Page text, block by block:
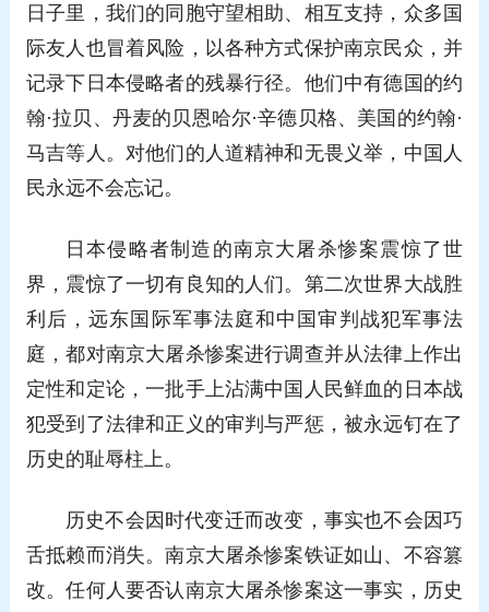
日子里，我们的同胞守望相助、相互支持，众多国
际友人也冒着风险，以各种方式保护南京民众，并
记录下日本侵略者的残暴行径。他们中有德国的约
翰·拉贝、丹麦的贝恩哈尔·辛德贝格、美国的约翰·
马吉等人。对他们的人道精神和无畏义举，中国人
民永远不会忘记。
日本侵略者制造的南京大屠杀惨案震惊了世
界，震惊了一切有良知的人们。第二次世界大战胜
利后，远东国际军事法庭和中国审判战犯军事法
庭，都对南京大屠杀惨案进行调查并从法律上作出
定性和定论，一批手上沾满中国人民鲜血的日本战
犯受到了法律和正义的审判与严惩，被永远钉在了
历史的耻辱柱上。
历史不会因时代变迁而改变，事实也不会因巧
舌抵赖而消失。南京大屠杀惨案铁证如山、不容篡
改。任何人要否认南京大屠杀惨案这一事实，历史